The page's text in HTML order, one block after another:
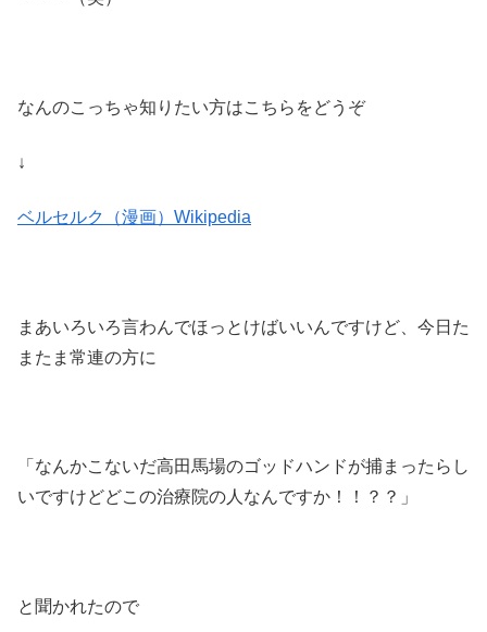
なんのこっちゃ知りたい方はこちらをどうぞ
↓
ベルセルク（漫画）Wikipedia
まあいろいろ言わんでほっとけばいいんですけど、今日た
またま常連の方に
「なんかこないだ高田馬場のゴッドハンドが捕まったらし
いですけどどこの治療院の人なんですか！！？？」
と聞かれたので